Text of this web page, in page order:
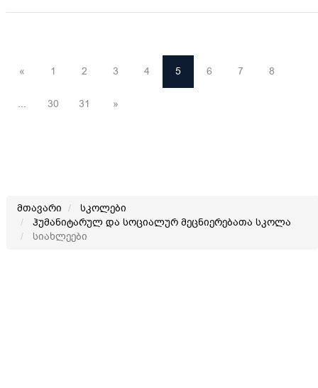
« 1 2 3 4 5 6 7 8
... 30 31 »
მთავარი
სკოლები
ჰუმანიტარულ და სოციალურ მეცნიერებათა სკოლა
სიახლეები